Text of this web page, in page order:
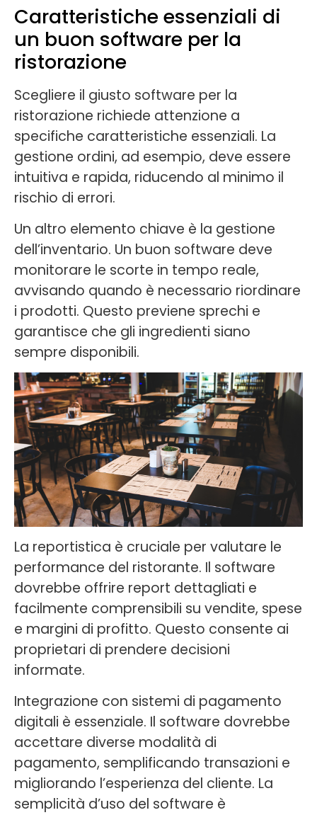
Caratteristiche essenziali di
un buon software per la
ristorazione
Scegliere il giusto software per la
ristorazione richiede attenzione a
specifiche caratteristiche essenziali. La
gestione ordini, ad esempio, deve essere
intuitiva e rapida, riducendo al minimo il
rischio di errori.
Un altro elemento chiave è la gestione
dell’inventario. Un buon software deve
monitorare le scorte in tempo reale,
avvisando quando è necessario riordinare
i prodotti. Questo previene sprechi e
garantisce che gli ingredienti siano
sempre disponibili.
La reportistica è cruciale per valutare le
performance del ristorante. Il software
dovrebbe offrire report dettagliati e
facilmente comprensibili su vendite, spese
e margini di profitto. Questo consente ai
proprietari di prendere decisioni
informate.
Integrazione con sistemi di pagamento
digitali è essenziale. Il software dovrebbe
accettare diverse modalità di
pagamento, semplificando transazioni e
migliorando l’esperienza del cliente. La
semplicità d’uso del software è